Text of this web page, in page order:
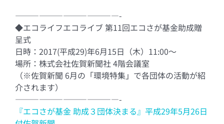
—————————————-
◆エコライフエコライブ 第11回エコさが基金助成贈
呈式
日時：2017(平成29)年6月15日（木）11:00～
場所：株式会社佐賀新聞社 4階会議室
（※佐賀新聞 6月の「環境特集」で各団体の活動が紹
介されます）
—————————————-
『エコさが基金 助成３団体決まる』平成29年5月26日